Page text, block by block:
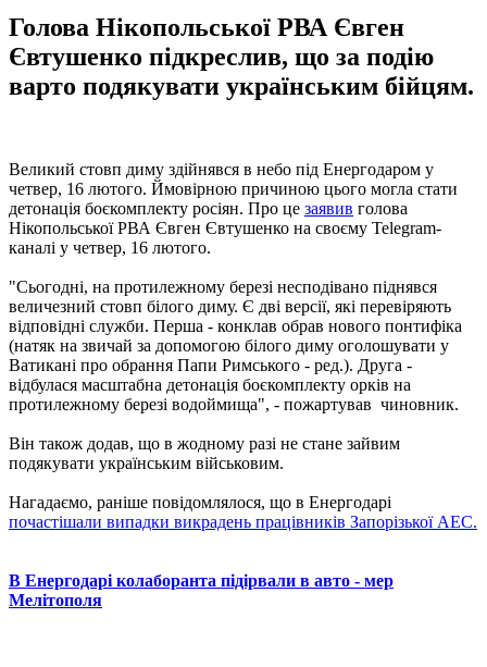
Голова Нікопольської РВА Євген
Євтушенко підкреслив, що за подію
варто подякувати українським бійцям.
Великий стовп диму здійнявся в небо під Енергодаром у
четвер, 16 лютого. Ймовірною причиною цього могла стати
детонація боєкомплекту росіян. Про це заявив голова
Нікопольської РВА Євген Євтушенко на своєму Telegram-
каналі у четвер, 16 лютого.
"Сьогодні, на протилежному березі несподівано піднявся
величезний стовп білого диму. Є дві версії, які перевіряють
відповідні служби. Перша - конклав обрав нового понтифіка
(натяк на звичай за допомогою білого диму оголошувати у
Ватикані про обрання Папи Римського - ред.). Друга -
відбулася масштабна детонація боєкомплекту орків на
протилежному березі водоймища", - пожартував чиновник.
Він також додав, що в жодному разі не стане зайвим
подякувати українським військовим.
Нагадаємо, раніше повідомлялося, що в Енергодарі
почастішали випадки викрадень працівників Запорізької АЕС.
В Енергодарі колаборанта підірвали в авто - мер
Мелітополя